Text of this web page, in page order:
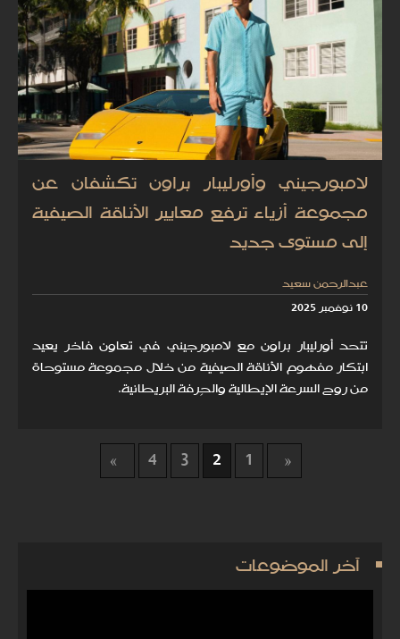
لامبورجيني وأورليبار براون تكشفان عن
مجموعة أزياء ترفع معايير الأناقة الصيفية
إلى مستوى جديد
عبدالرحمن سعيد
10 نوفمبر 2025
تتحد أورليبار براون مع لامبورجيني في تعاون فاخر يعيد
ابتكار مفهوم الأناقة الصيفية من خلال مجموعة مستوحاة
من روح السرعة الإيطالية والحِرفة البريطانية.
1
2
3
4
آخر الموضوعات